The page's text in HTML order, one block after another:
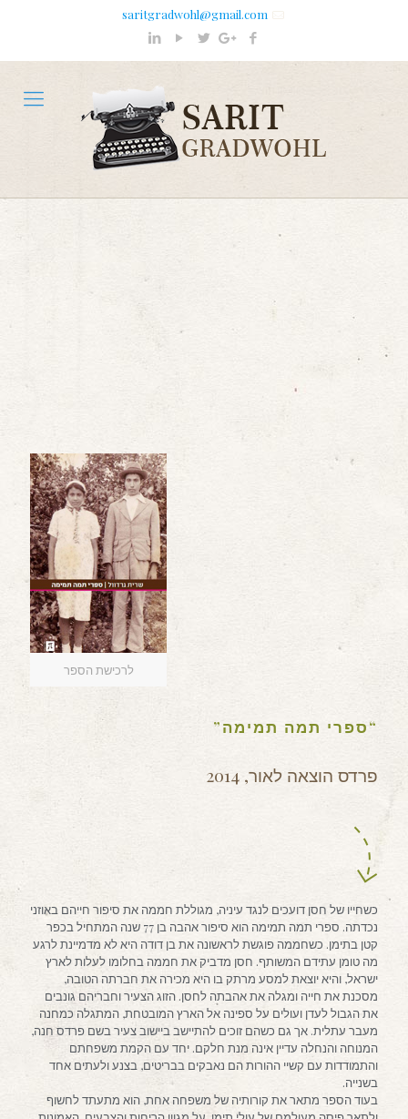
saritgradwohl@gmail.com
לרכישת הספר
“ספרי תמה תמימה”
פרדס הוצאה לאור, 2014
כשחייו של חסן דועכים לנגד עיניה, מגוללת חממה את סיפור חייהם באוזני
נכדתה. ספרי תמה תמימה הוא סיפור אהבה בן 77 שנה המתחיל בכפר
קטן בתימן. כשחממה פוגשת לראשונה את בן דודה היא לא מדמיינת לרגע
מה טומן עתידם המשותף. חסן מדביק את חממה בחלומו לעלות לארץ
ישראל, והיא יוצאת למסע מרתק בו היא מכירה את חברתה הטובה,
מסכנת את חייה ומגלה את אהבתה לחסן. הזוג הצעיר וחבריהם גונבים
את הגבול לעדן ועולים על ספינה אל הארץ המובטחת, המתגלה כמחנה
מעבר עתלית. אך גם כשהם זוכים להתיישב ביישוב צעיר בשם פרדס חנה,
המנוחה והנחלה עדיין אינה מנת חלקם. יחד עם הקמת משפחתם
והתמודדות עם קשיי ההורות הם נאבקים בבריטים, בצנע ולעתים אחד
בשנייה.
בעוד הספר מתאר את קורותיה של משפחה אחת, הוא מתעתד לחשוף